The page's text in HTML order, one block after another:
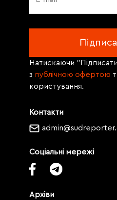
Контакти
Соціальні мережі
Архіви
Натискаючи
з публічною офертою
користування.